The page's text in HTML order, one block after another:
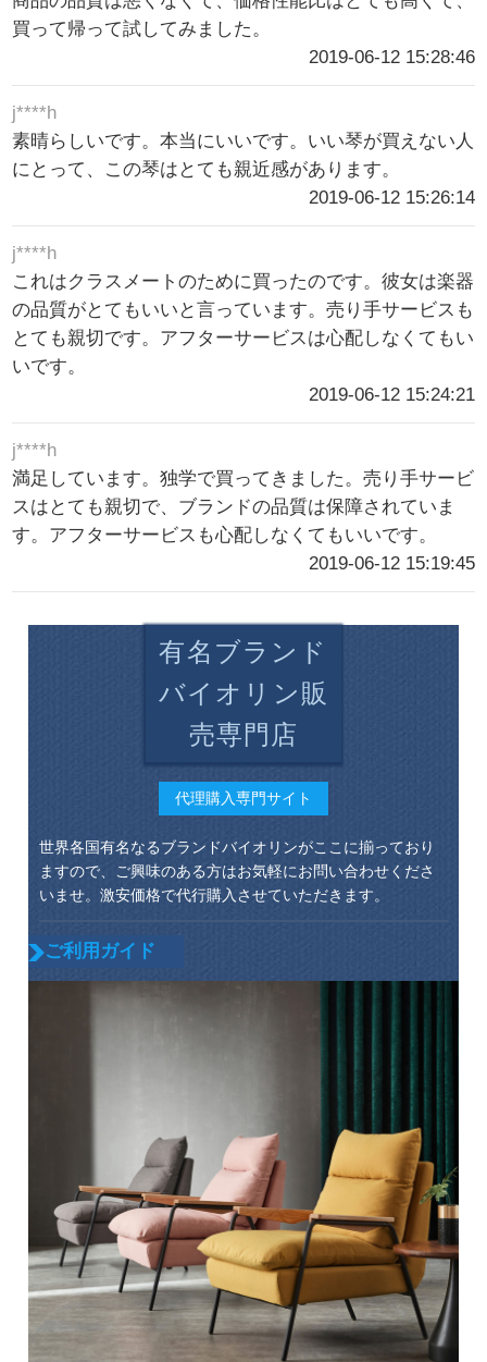
買って帰って試してみました。
2019-06-12 15:28:46
j****h
素晴らしいです。本当にいいです。いい琴が買えない人
にとって、この琴はとても親近感があります。
2019-06-12 15:26:14
j****h
これはクラスメートのために買ったのです。彼女は楽器
の品質がとてもいいと言っています。売り手サービスも
とても親切です。アフターサービスは心配しなくてもい
いです。
2019-06-12 15:24:21
j****h
満足しています。独学で買ってきました。売り手サービ
スはとても親切で、ブランドの品質は保障されていま
す。アフターサービスも心配しなくてもいいです。
2019-06-12 15:19:45
有名ブランド
バイオリン販
売専門店
代理購入専門サイト
世界各国有名なるブランドバイオリンがここに揃っており
ますので、ご興味のある方はお気軽にお問い合わせくださ
いませ。激安価格で代行購入させていただきます。
ご利用ガイド